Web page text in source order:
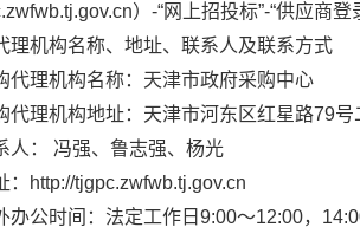
） -“网上招投标”-“供应商登
理机构名称、地址、 联系人及联系方式
代理机构名称：天津市政府采购中心
代理机构地址：天津市河东区红星路79号
人：
冯强、鲁志强、杨光
：
http://tjgpc.zwfwb.tj.gov.cn
办公时间： 法定工作日 9:00～12:00，